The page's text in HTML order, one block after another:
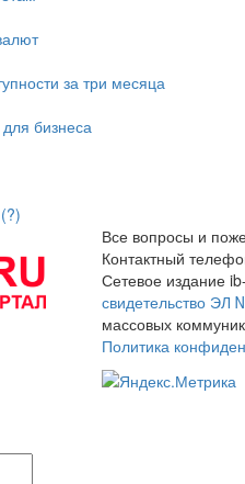
за три месяца
бизнеса
Все вопросы и
Контактный
Сетевое издание
свидетельство
массовых
Политика